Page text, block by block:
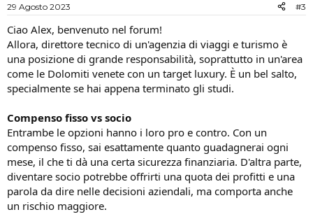
29 Agosto 2023 #3
Ciao Alex, benvenuto nel forum!
Allora, direttore tecnico di un'agenzia di viaggi e turismo è
una posizione di grande responsabilità, soprattutto in un'area
come le Dolomiti venete con un target luxury. È un bel salto,
specialmente se hai appena terminato gli studi.
Compenso fisso vs socio
Entrambe le opzioni hanno i loro pro e contro. Con un
compenso fisso, sai esattamente quanto guadagnerai ogni
mese, il che ti dà una certa sicurezza finanziaria. D'altra parte,
diventare socio potrebbe offrirti una quota dei profitti e una
parola da dire nelle decisioni aziendali, ma comporta anche
un rischio maggiore.